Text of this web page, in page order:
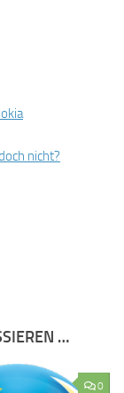
nicht?
…
0